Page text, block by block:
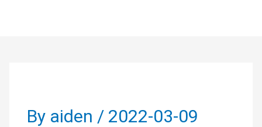
By aiden / 2022-03-09